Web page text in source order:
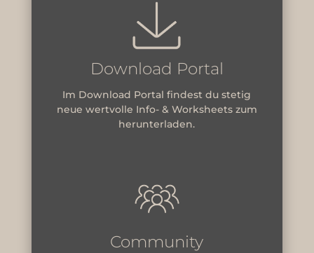
Download Portal
Im Download Portal findest du stetig
neue wertvolle Info- & Worksheets zum
herunterladen.
Community